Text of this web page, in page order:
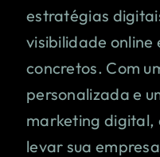
estratégias
visibilidade online
concretos. Com
personalizada e
marketing digital,
levar sua